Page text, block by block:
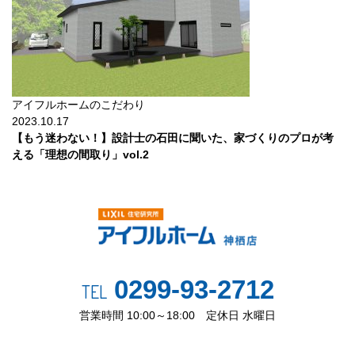
アイフルホームのこだわり
2023.10.17
【もう迷わない！】設計士の石田に聞いた、家づくりのプロが考
える「理想の間取り」vol.2
TEL0299-93-2712
営業時間 10:00～18:00 定休日 水曜日